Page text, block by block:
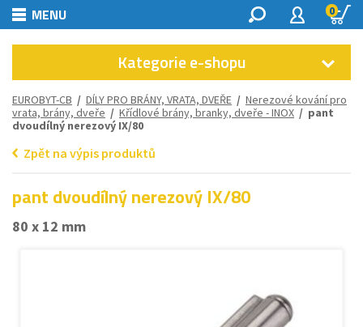
MENU 0
Kategorie e-shopu
EUROBYT-CB / DÍLY PRO BRÁNY, VRATA, DVEŘE / Nerezové kování pro
vrata, brány, dveře / Křídlové brány, branky, dveře - INOX / pant
dvoudílný nerezový IX/80
Zpět na výpis produktů
pant dvoudílný nerezový IX/80
80 x 12 mm